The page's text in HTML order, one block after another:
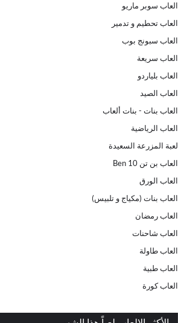
العاب سوبر ماريو
العاب تحطيم و تدمير
العاب سبونج بوب
العاب سريعة
العاب بلياردو
العاب الصيد
العاب بنات - بنات ألعاب
العاب الرياضية
لعبة المزرعة السعيدة
العاب بن تن Ben 10
العاب الورق
العاب بنات (مكياج و تلبيس)
العاب رمضان
العاب شاحنات
العاب طاولة
العاب طبية
العاب كورة